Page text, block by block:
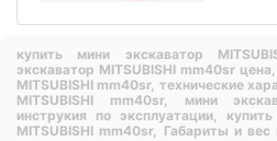
купить мини экскаватор
экскаватор MITSUBISHI mm40sr цена,
MITSUBISHI mm40sr, технические
MITSUBISHI mm40sr, мини
инструкия по эксплуатации,
MITSUBISHI mm40sr, Габариты и вес